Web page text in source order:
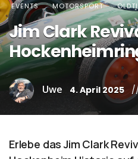
EVENTS MOTORSPORT
Jim Clark
Uwe 4. April 2025
Erlebe das Jim Clark